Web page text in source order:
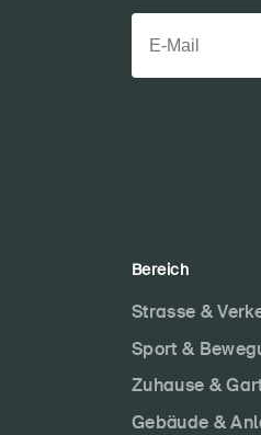
Bereich
Strasse &
Sport &
Zuhause &
Gebäude &